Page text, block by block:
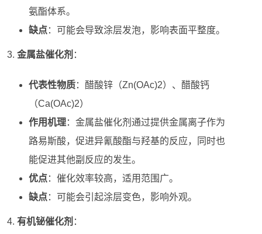
氨酯体系。
缺点：可能会导致涂层发泡，影响表面平整度。
金属盐催化剂 ：
代表性物质：醋酸锌（Zn(OAc)2）、醋酸钙
（Ca(OAc)2）
作用机理：金属盐催化剂通过提供金属离子作为
路易斯酸，促进异氰酸酯与羟基的反应，同时也
能促进其他副反应的发生。
优点：催化效率较高，适用范围广。
缺点：可能会引起涂层变色，影响外观。
有机铋催化剂 ：